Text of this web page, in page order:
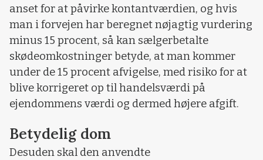
anset for at påvirke kontantværdien, og hvis
man i forvejen har beregnet nøjagtig vurdering
minus 15 procent, så kan sælgerbetalte
skødeomkostninger betyde, at man kommer
under de 15 procent afvigelse, med risiko for at
blive korrigeret op til handelsværdi på
ejendommens værdi og dermed højere afgift.
Betydelig dom
Desuden skal den anvendte